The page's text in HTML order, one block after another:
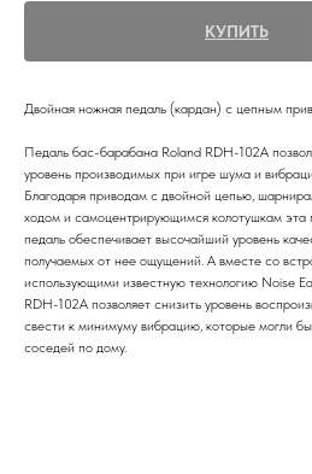
КУПИТЬ
Двойная ножная педаль (кардан) с цепным
Педаль бас-барабана Roland RDH-102A
уровень производимых при игре шума и
Благодаря приводам с двойной цепью,
ходом и самоцентрирующимся колотушкам эта
педаль обеспечивает высочайший уровень
получаемых от нее ощущений. А вместе со
использующими известную технологию Noise
RDH-102A позволяет снизить уровень
свести к минимуму вибрацию, которые могли
соседей по дому.